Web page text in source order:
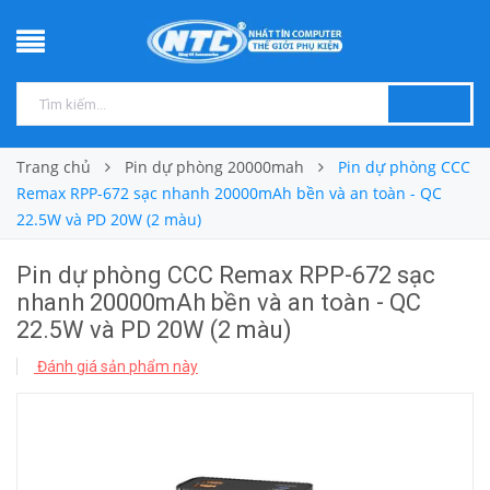
Trang chủ Pin dự phòng 20000mah
Pin dự phòng CCC
Remax RPP-672 sạc nhanh 20000mAh bền và an toàn - QC
22.5W và PD 20W (2 màu)
Pin dự phòng CCC Remax RPP-672 sạc
nhanh 20000mAh bền và an toàn - QC
22.5W và PD 20W (2 màu)
Đánh giá sản phẩm này